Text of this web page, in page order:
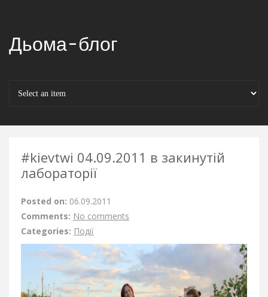
Дьома-блог
#kievtwi 04.09.2011 в закинутій
лабораторії
Posted on: 06.09.2011
Comments: No comments
Categories: Події